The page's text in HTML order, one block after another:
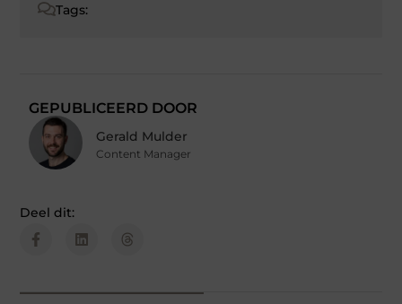
Tags:
GEPUBLICEERD DOOR
Gerald Mulder
Content Manager
Deel dit: